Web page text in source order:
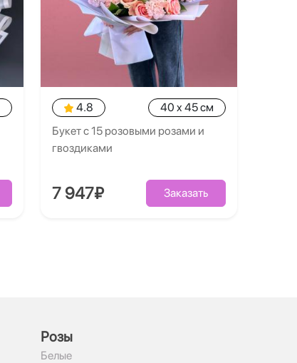
4.8
40 x 45 см
Букет с 15 розовыми розами и
гвоздиками
7 947₽ Заказать
Рoзы
Белые